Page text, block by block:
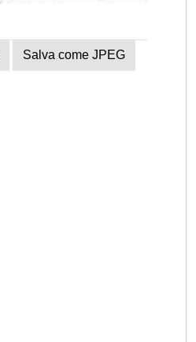
Salva come JPEG